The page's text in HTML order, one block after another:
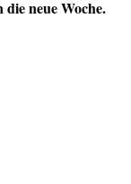
neue Woche.